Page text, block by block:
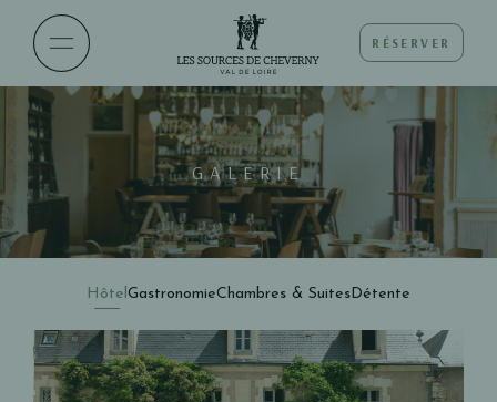
RÉSERVER
GALERIE
Hôtel GastronomieChambres & Suites Détente